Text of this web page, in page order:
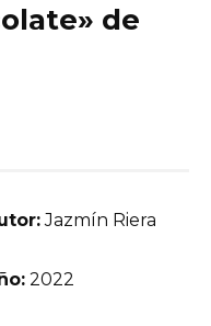
de
Jazmín Riera
2022